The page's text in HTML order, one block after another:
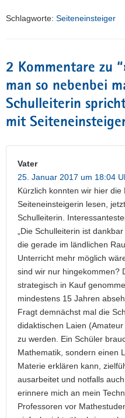
Schlagworte: Seiteneinsteiger
2 Kommentare zu “
man so nebenbei
Schulleiterin
mit
Vater
25. Januar 2017 um 18:04
Kürzlich konnten wir hier die
Seiteneinsteigerin lesen,
Schulleiterin.
„Die Schulleiterin ist
die gerade im ländlichen
Unterricht mehr möglich
sind wir nur hingekommen?
strategisch in Kauf
mindestens 15 Jahren
Fragt demnächst mal die
didaktischen Laien
zu werden. Ein Schüler
Mathematik, sondern einen
Materie erklären kann,
ausarbeitet und notfalls
erinnere mich an mein
Professoren vor